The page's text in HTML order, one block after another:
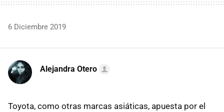
6 Diciembre 2019
Alejandra Otero
Toyota, como otras marcas asiáticas, apuesta por el